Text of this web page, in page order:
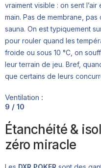
vraiment visible : on sent
main. Pas de membrane,
sauna. On est typiquement
pour rouler quand les
froide ou sous 10 °C, on
leur terrain de jeu. Bref,
que certains de leurs
Ventilation :
9 / 10
Étanchéité &
zéro miracle